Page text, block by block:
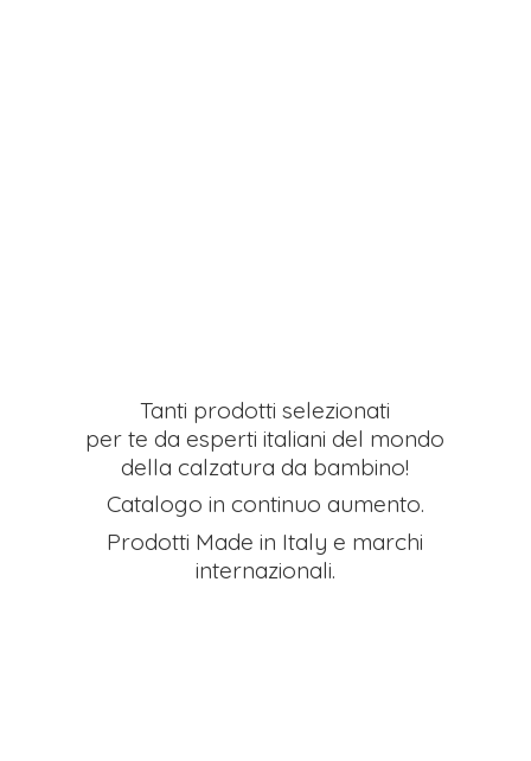
Tanti prodotti selezionati
per te da esperti italiani del mondo
della calzatura da bambino!
Catalogo in continuo aumento.
Prodotti Made in Italy e marchi
internazionali.